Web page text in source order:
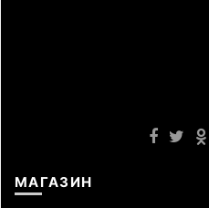
МАГАЗИН